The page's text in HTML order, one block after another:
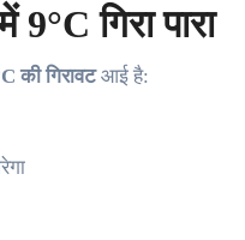
गिरा पारा
की गिरावटआई है: